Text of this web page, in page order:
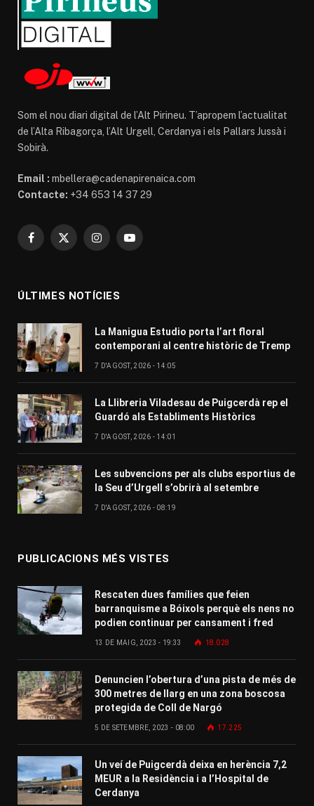
Som el nou diari digital de l’Alt Pirineu. T’apropem l’actualitat
de l’Alta Ribagorça, l’Alt Urgell, Cerdanya i els Pallars Jussà i
Sobirà.
Email : mbellera@cadenapirenaica.com
Contacte: +34 653 14 37 29
Facebook
X
InstagramYouTube
ÚLTIMES NOTÍCIES
La Manigua Estudio porta l’art floral
contemporani al centre històric de Tremp
7 D'AGOST, 2026 - 14:05
La Llibreria Viladesau de Puigcerdà rep el
Guardó als Establiments Històrics
7 D'AGOST, 2026 - 14:01
Les subvencions per als clubs esportius de
la Seu d’Urgell s’obrirà al setembre
7 D'AGOST, 2026 - 08:19
PUBLICACIONS MÉS VISTES
Rescaten dues famílies que feien
barranquisme a Bóixols perquè els nens no
podien continuar per cansament i fred
13 DE MAIG, 2023 - 19:33 18.028
Denuncien l’obertura d’una pista de més de
300 metres de llarg en una zona boscosa
protegida de Coll de Nargó
5 DE SETEMBRE, 2023 - 08:00 17.225
Un veí de Puigcerdà deixa en herència 7,2
MEUR a la Residència i a l’Hospital de
Cerdanya